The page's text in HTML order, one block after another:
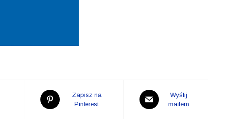
Opens
in
Zapisz na
Pinterest
Opens
in
Wyślij
mailem